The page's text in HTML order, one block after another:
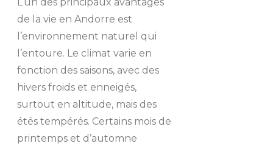
L’un des principaux avantages
de la vie en Andorre est
l’environnement naturel qui
l’entoure. Le climat varie en
fonction des saisons, avec des
hivers froids et enneigés,
surtout en altitude, mais des
étés tempérés. Certains mois de
printemps et d’automne